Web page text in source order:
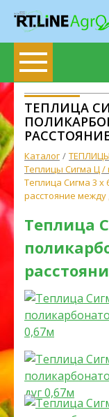
ТЕПЛИЦА
Каталог
Теплицы Сигма Ц /
Теплица Сигма 3 x
расстояние между
Теплица